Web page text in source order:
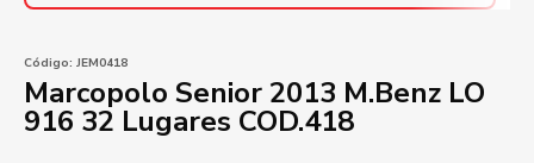
Código: JEM0418
Marcopolo Senior 2013 M.Benz LO
916 32 Lugares COD.418